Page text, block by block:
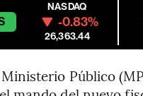
NASDAQ
-0.83%
26,363.44
Público